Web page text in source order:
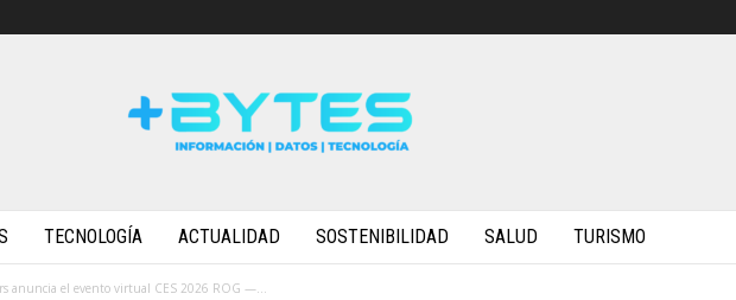
TECNOLOGÍA ACTUALIDAD SOSTENIBILIDAD SALUD TURISMO
anuncia el evento virtual CES 2026 ROG —...